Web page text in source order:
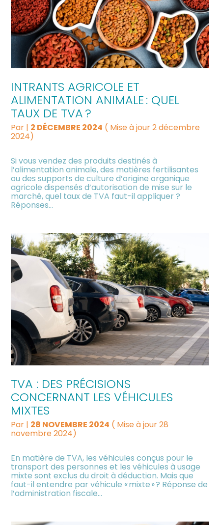
INTRANTS AGRICOLE ET
ALIMENTATION ANIMALE : QUEL
TAUX DE TVA ?
Par | 2 DÉCEMBRE 2024 ( Mise à jour 2 décembre
2024)
Si vous vendez des produits destinés à
l’alimentation animale, des matières fertilisantes
ou des supports de culture d’origine organique
agricole dispensés d’autorisation de mise sur le
marché, quel taux de TVA faut-il appliquer ?
Réponses…
TVA : DES PRÉCISIONS
CONCERNANT LES VÉHICULES
MIXTES
Par | 28 NOVEMBRE 2024 ( Mise à jour 28
novembre 2024)
En matière de TVA, les véhicules conçus pour le
transport des personnes et les véhicules à usage
mixte sont exclus du droit à déduction. Mais que
faut-il entendre par véhicule « mixte » ? Réponse de
l’administration fiscale…